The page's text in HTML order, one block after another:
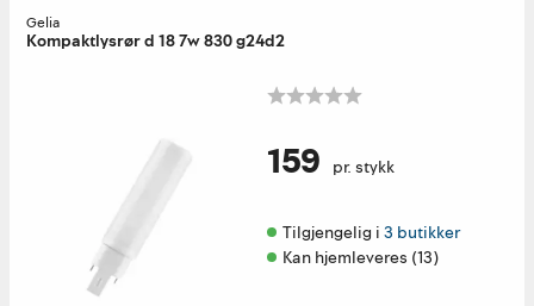
Gelia
Kompaktlysrør d 18 7w 830 g24d2
159 pr. stykk
Tilgjengelig i 3 butikker
Kan hjemleveres (13)